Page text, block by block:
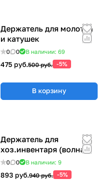
Держатель для молотка
и катушек
0 0 В наличии: 69
475 руб.500 руб. -5%
В корзину
Держатель для
хоз.инвентаря (волна)
0 0 В наличии: 9
893 руб.940 руб. -5%